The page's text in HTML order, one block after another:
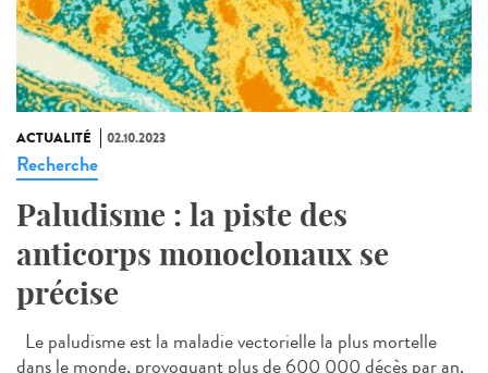
ACTUALITÉ 02.10.2023
Recherche
Paludisme : la piste des
anticorps monoclonaux se
précise
Le paludisme est la maladie vectorielle la plus mortelle
dans le monde, provoquant plus de 600 000 décès par an.